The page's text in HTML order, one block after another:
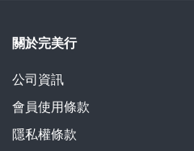
關於完美行
公司資訊
會員使用條款
隱私權條款